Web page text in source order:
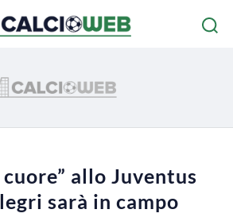
allo Juventus
sarà in campo